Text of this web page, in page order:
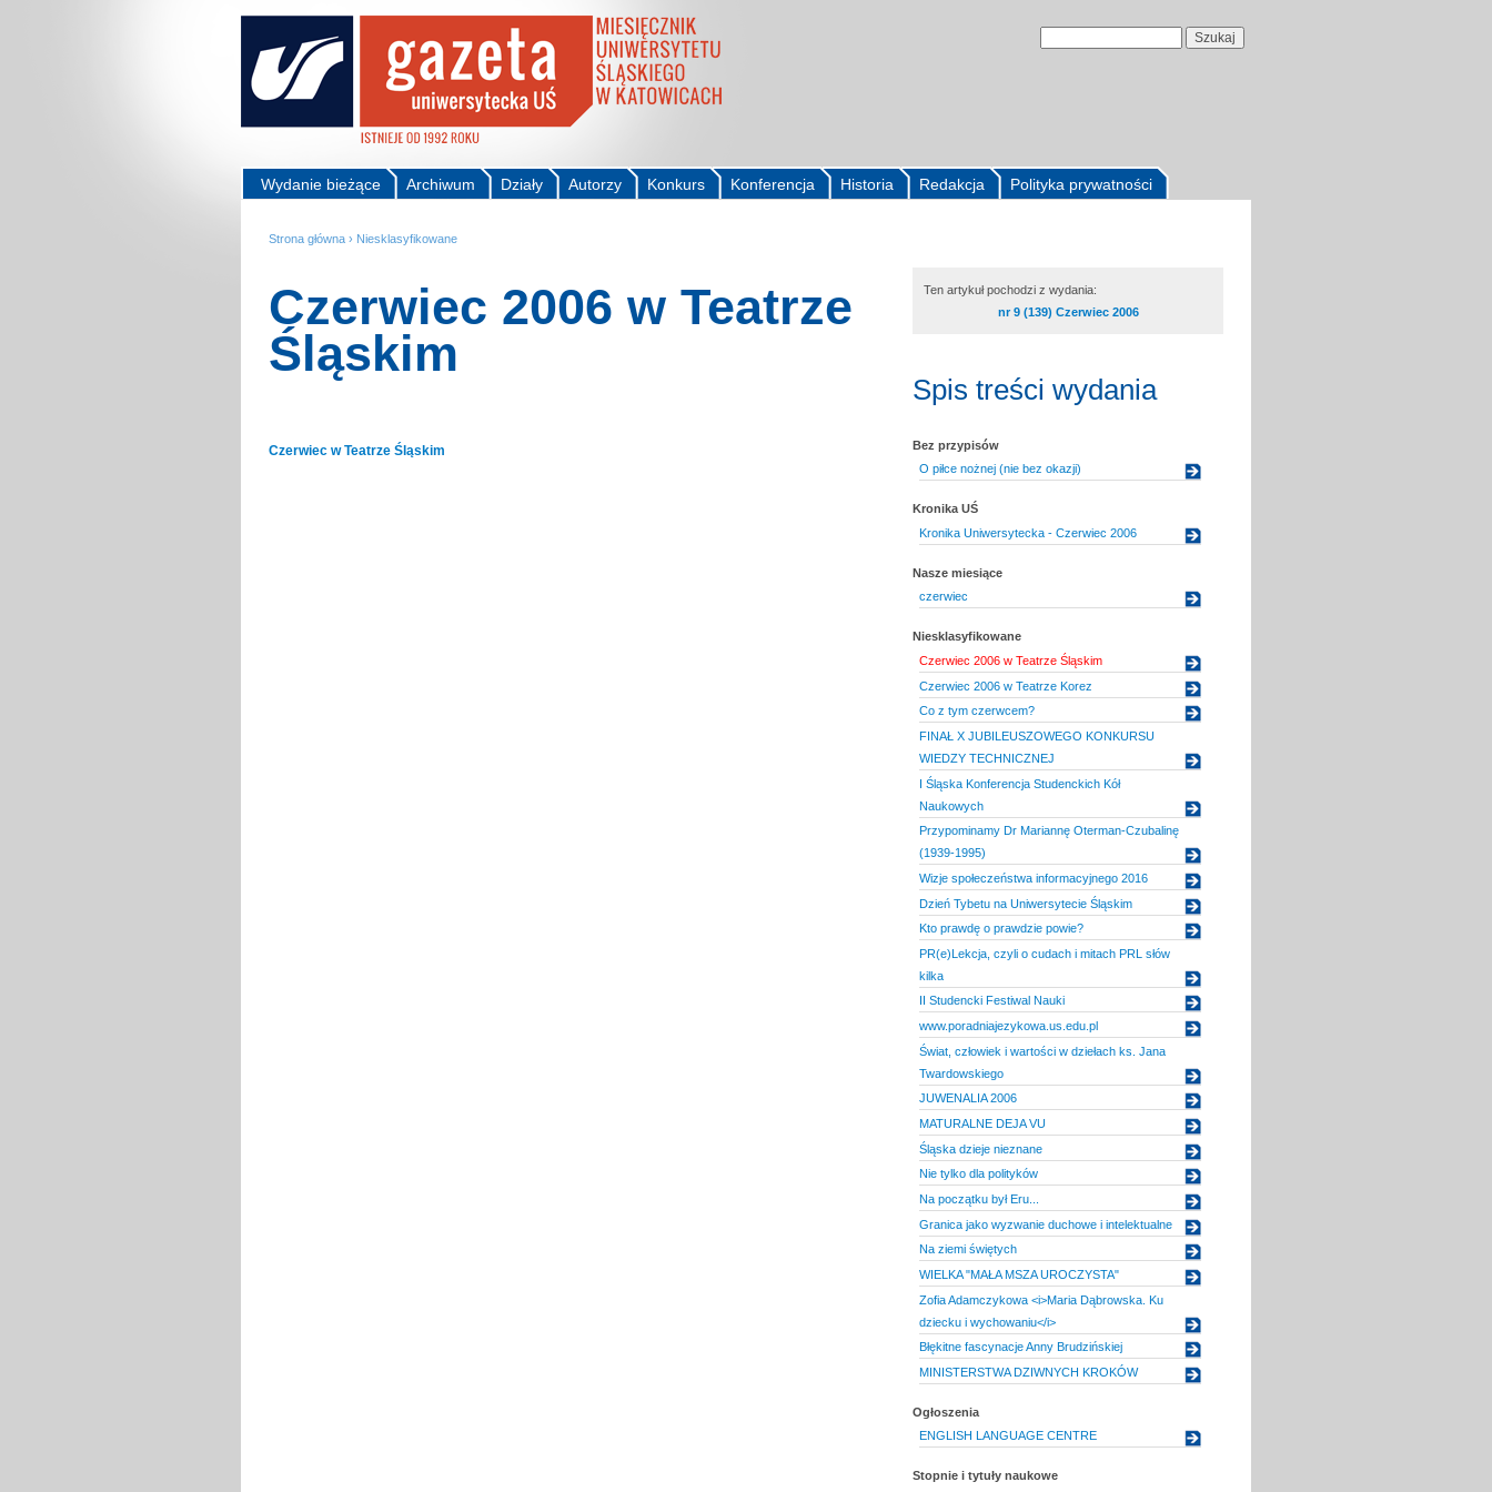
Polityka prywatności
Redakcja
Historia
Konferencja
Konkurs
Autorzy
Działy
Archiwum
Wydanie bieżące
Strona główna › Niesklasyfikowane
Czerwiec 2006 w Teatrze
Śląskim
Czerwiec w Teatrze Śląskim
Ten artykuł pochodzi z wydania:
nr 9 (139) Czerwiec 2006
Spis treści wydania
Bez przypisów
O piłce nożnej (nie bez okazji)
Kronika UŚ
Kronika Uniwersytecka - Czerwiec 2006
Nasze miesiące
czerwiec
Niesklasyfikowane
Czerwiec 2006 w Teatrze Śląskim
Czerwiec 2006 w Teatrze Korez
Co z tym czerwcem?
FINAŁ X JUBILEUSZOWEGO KONKURSU
WIEDZY TECHNICZNEJ
I Śląska Konferencja Studenckich Kół
Naukowych
Przypominamy Dr Mariannę Oterman-Czubalinę
(1939-1995)
Wizje społeczeństwa informacyjnego 2016
Dzień Tybetu na Uniwersytecie Śląskim
Kto prawdę o prawdzie powie?
PR(e)Lekcja, czyli o cudach i mitach PRL słów
kilka
II Studencki Festiwal Nauki
www.poradniajezykowa.us.edu.pl
Świat, człowiek i wartości w dziełach ks. Jana
Twardowskiego
JUWENALIA 2006
MATURALNE DEJA VU
Śląska dzieje nieznane
Nie tylko dla polityków
Na początku był Eru...
Granica jako wyzwanie duchowe i intelektualne
Na ziemi świętych
WIELKA "MAŁA MSZA UROCZYSTA"
Zofia Adamczykowa <i>Maria Dąbrowska. Ku
dziecku i wychowaniu</i>
Błękitne fascynacje Anny Brudzińskiej
MINISTERSTWA DZIWNYCH KROKÓW
Ogłoszenia
ENGLISH LANGUAGE CENTRE
Stopnie i tytuły naukowe